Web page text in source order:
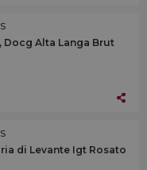
Docg Alta Langa Brut
di Levante Igt Rosato